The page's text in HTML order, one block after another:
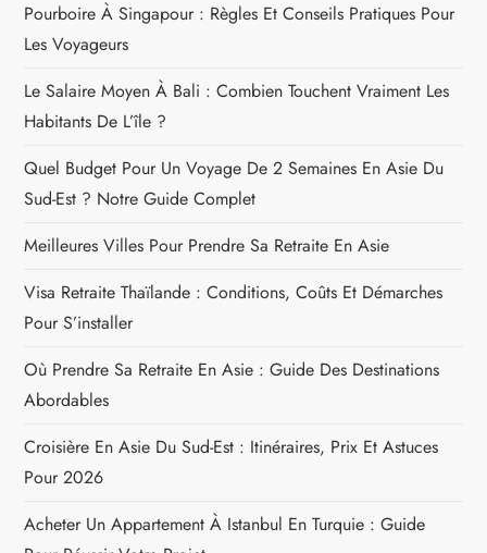
Pourboire À Singapour : Règles Et Conseils Pratiques Pour
Les Voyageurs
Le Salaire Moyen À Bali : Combien Touchent Vraiment Les
Habitants De L’île ?
Quel Budget Pour Un Voyage De 2 Semaines En Asie Du
Sud-Est ? Notre Guide Complet
Meilleures Villes Pour Prendre Sa Retraite En Asie
Visa Retraite Thaïlande : Conditions, Coûts Et Démarches
Pour S’installer
Où Prendre Sa Retraite En Asie : Guide Des Destinations
Abordables
Croisière En Asie Du Sud-Est : Itinéraires, Prix Et Astuces
Pour 2026
Acheter Un Appartement À Istanbul En Turquie : Guide